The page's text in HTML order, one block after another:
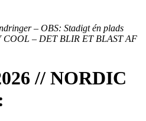
– OBS: Stadigt én plads
COOL – DET BLIR ET BLAST AF
// NORDIC